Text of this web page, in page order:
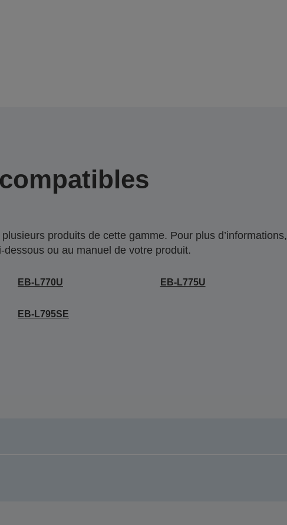
produits de cette gamme. Pour plus d’informations,
ou au manuel de votre produit.
EB-L770U EB-L775U
EB-L795SE